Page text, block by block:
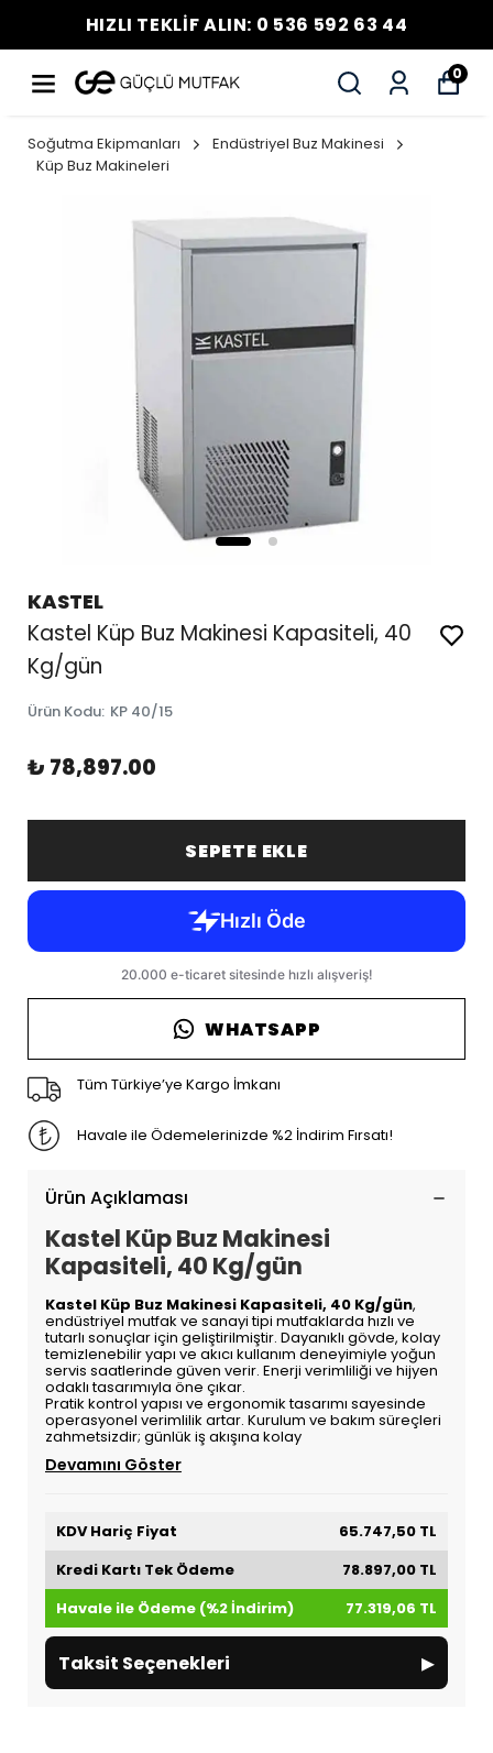
HIZLI TEKLİF ALIN: 0 536 592 63 44
0
Soğutma Ekipmanları
Endüstriyel Buz Makinesi
Küp Buz Makineleri
KASTEL
Kastel Küp Buz Makinesi Kapasiteli, 40
Kg/gün
Ürün Kodu: KP 40/15
₺ 78,897.00
SEPETE EKLE
WHATSAPP
Tüm Türkiye’ye Kargo İmkanı
Havale ile Ödemelerinizde %2 İndirim Fırsatı!
Ürün Açıklaması
Kastel Küp Buz Makinesi
Kapasiteli, 40 Kg/gün
Kastel Küp Buz Makinesi Kapasiteli, 40 Kg/gün,
endüstriyel mutfak ve sanayi tipi mutfaklarda hızlı ve
tutarlı sonuçlar için geliştirilmiştir. Dayanıklı gövde, kolay
temizlenebilir yapı ve akıcı kullanım deneyimiyle yoğun
servis saatlerinde güven verir. Enerji verimliliği ve hijyen
odaklı tasarımıyla öne çıkar.
Pratik kontrol yapısı ve ergonomik tasarımı sayesinde
operasyonel verimlilik artar. Kurulum ve bakım süreçleri
zahmetsizdir; günlük iş akışına kolay
Devamını Göster
KDV Hariç Fiyat
65.747,50 TL
Kredi Kartı Tek Ödeme
78.897,00 TL
Havale ile Ödeme (%2 İndirim)
77.319,06 TL
Taksit Seçenekleri ▸